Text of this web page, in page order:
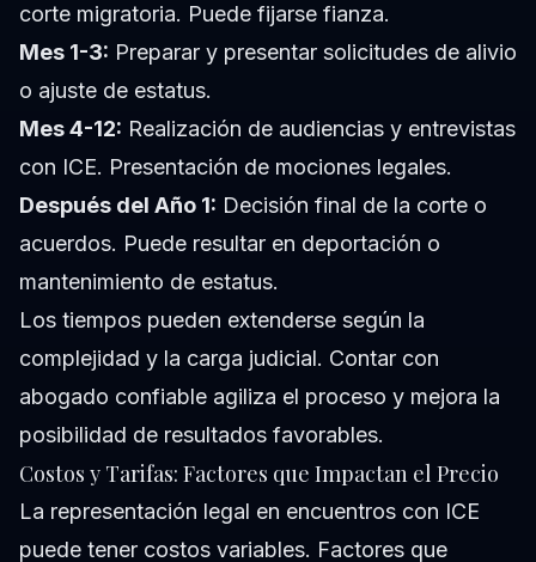
corte migratoria. Puede fijarse fianza.
Mes 1-3: Preparar y presentar solicitudes de alivio
o ajuste de estatus.
Mes 4-12: Realización de audiencias y entrevistas
con ICE. Presentación de mociones legales.
Después del Año 1: Decisión final de la corte o
acuerdos. Puede resultar en deportación o
mantenimiento de estatus.
Los tiempos pueden extenderse según la
complejidad y la carga judicial. Contar con
abogado confiable agiliza el proceso y mejora la
posibilidad de resultados favorables.
Costos y Tarifas: Factores que Impactan el Precio
La representación legal en encuentros con ICE
puede tener costos variables. Factores que